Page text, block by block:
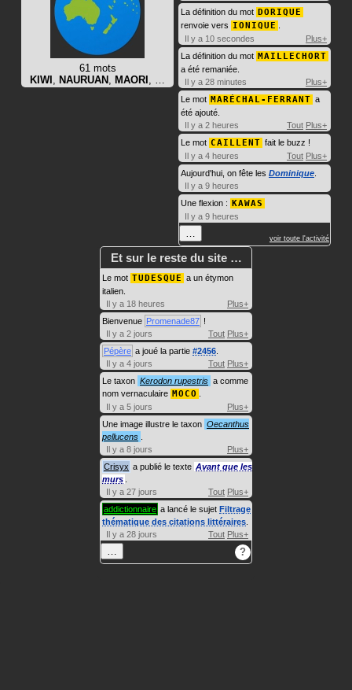
61 mots
KIWI , NAURUAN , MAORI , …
La définition du mot DORIQUE
renvoie vers IONIQUE
Il y a 10 secondes
Plus+
La définition du mot MAILLECHORT
a été remaniée.
Il y a 28 minutes
Plus+
Le mot MARÉCHAL-FERRANT a
été ajouté.
Il y a 2 heures
Tout Plus+
Le mot CAILLENT fait le buzz !
Il y a 4 heures
Tout Plus+
Aujourd'hui, on fête les Dominique
Il y a 9 heures
Une flexion : KAWAS
Il y a 9 heures
… voir toute l'activité
Et sur le reste du site …
Le mot TUDESQUE a un étymon
italien.
Il y a 18 heures
Plus+
Bienvenue Promenade87 !
Il y a 2 jours
Tout Plus+
Pépère a joué la partie #2456
Il y a 4 jours
Tout Plus+
Le taxon Kerodon rupestris a comme
nom vernaculaire MOCO
Il y a 5 jours
Plus+
Une image illustre le taxon Oecanthus
pellucens
Il y a 8 jours
Plus+
Crisyx a publié le texte Avant que les
murs
Il y a 27 jours
Tout Plus+
addictionnaire a lancé le sujet Filtrage
thématique des citations littéraires
Il y a 28 jours
Tout Plus+
… ?